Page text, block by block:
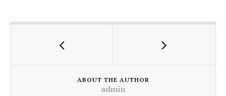
ABOUT THE AUTHOR
admin